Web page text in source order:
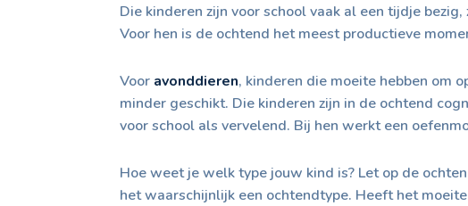
Die kinderen zijn voor school vaak al een tijdje
Voor hen is de ochtend het meest productieve
Voor avonddieren, kinderen die moeite hebben om
minder geschikt. Die kinderen zijn in de ochtend
voor school als vervelend. Bij hen werkt een
Hoe weet je welk type jouw kind is? Let op de
het waarschijnlijk een ochtendtype. Heeft het